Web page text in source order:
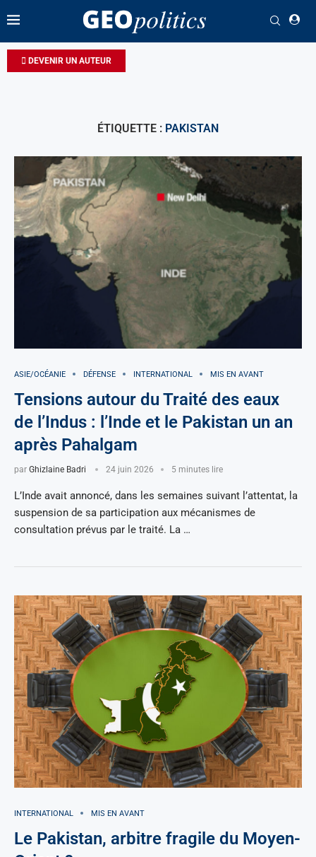
DEVENIR UN AUTEUR
ÉTIQUETTE : PAKISTAN
ASIE/OCÉANIE DÉFENSE INTERNATIONAL MIS EN AVANT
Tensions autour du Traité des eaux
de l’Indus : l’Inde et le Pakistan un an
après Pahalgam
par Ghizlaine Badri 24 juin 2026 5 minutes lire
L’Inde avait annoncé, dans les semaines suivant l’attentat, la
suspension de sa participation aux mécanismes de
consultation prévus par le traité. La …
INTERNATIONAL MIS EN AVANT
Le Pakistan, arbitre fragile du Moyen-